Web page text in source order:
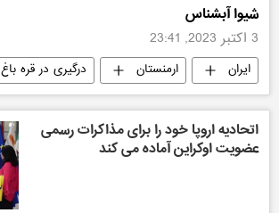
شیوا آبشناس
3 اکتبر 2023, 23:41
ایران ارمنستان
درگیری در قره باغ
سیاسی
اجتماعی گزارش و تحلیل
اتحادیه اروپا خود را برای مذاکرات رسمی
عضویت اوکراین آماده می کند